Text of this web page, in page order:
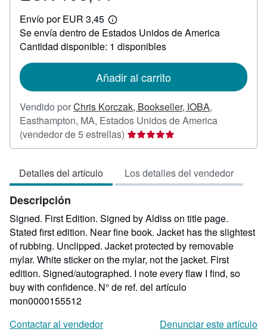
196,44
Envío por EUR 3,45
Más
información
sobre
las
envío
Se envía dentro de Estados Unidos de America
Cantidad disponible: 1 disponibles
Añadir al carrito
Vendido porChris Korczak, Bookseller, IOBA,
Easthampton, MA, Estados Unidos de America
(vendedor de 5 estrellas) Calificación
del
5
de
estrellas
Detalles del artículo Los detalles del vendedor
Descripción
Signed. First Edition. Signed by Aldiss on title page.
Stated first edition. Near fine book. Jacket has the slightest
of rubbing. Unclipped. Jacket protected by removable
mylar. White sticker on the mylar, not the jacket. First
edition. Signed/autographed. I note every flaw I find, so
buy with confidence. N° de ref. del artículo
mon0000155512
Contactar al vendedor
Denunciar este artículo